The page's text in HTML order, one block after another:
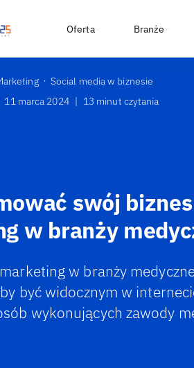
Oferta Branże
Social media w biznesie
11 marca 2024 | 13 minut czytania
swój
w branży
w branży
być widocznym w
wykonujących zawody